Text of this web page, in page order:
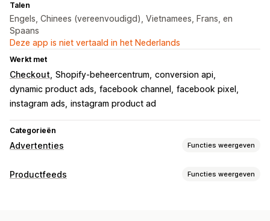
Talen
Engels, Chinees (vereenvoudigd), Vietnamees, Frans, en
Spaans
Deze app is niet vertaald in het Nederlands
Werkt met
Checkout Shopify-beheercentrum conversion api
dynamic product ads facebook channel
facebook pixel
instagram ads instagram product ad
Categorieën
Advertenties Functies weergeven
Targeting
Productfeeds Functies weergeven